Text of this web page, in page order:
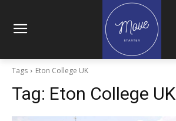
Tags Eton College UK
Tag: Eton College UK